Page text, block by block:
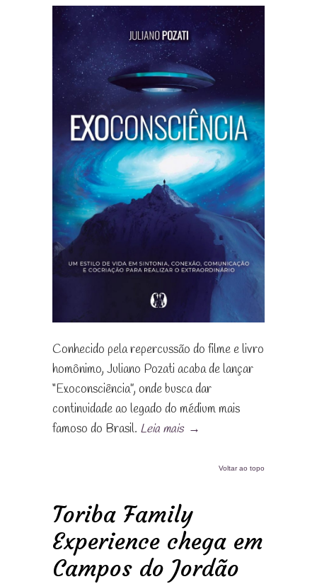
Conhecido pela repercussão do filme e livro
homônimo, Juliano Pozati acaba de lançar
“Exoconsciência”, onde busca dar
continuidade ao legado do médium mais
famoso do Brasil. Leia mais →
Voltar ao topo
Toriba Family
Experience chega em
Campos do Jordão